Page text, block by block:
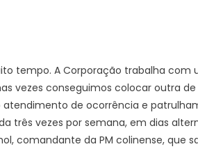
tempo. A Corporação trabalha com
vezes conseguimos colocar outra
de ocorrência e
três vezes por semana, em dias
comandante da PM colinense, que